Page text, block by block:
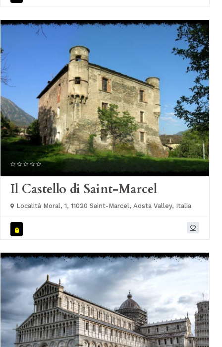
Il Castello di Saint-Marcel
Località Moral, 1, 11020 Saint-Marcel, Aosta Valley, Italia